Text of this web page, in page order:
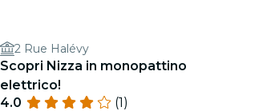
2 Rue Halévy
Scopri Nizza in monopattino
elettrico!
4.0
(1)